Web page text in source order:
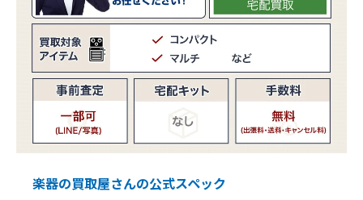
楽器の買取屋さんの公式スペック